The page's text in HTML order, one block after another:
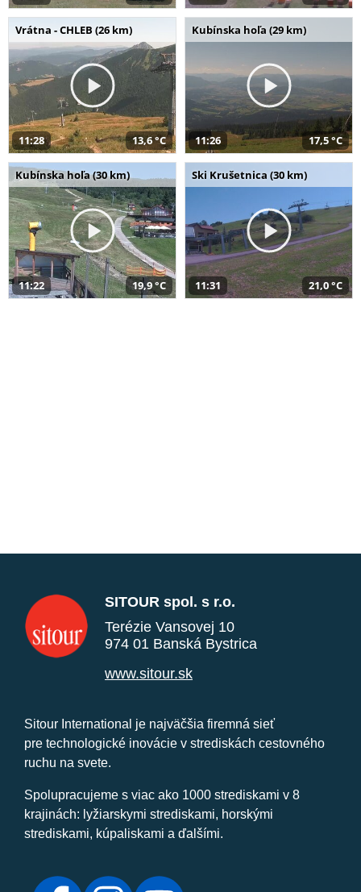
Vrátna - CHLEB (26 km)
11:28 13,6 °C
Kubínska hoľa (29 km)
11:26 17,5 °C
Kubínska hoľa (30 km)
11:22 19,9 °C
Ski Krušetnica (30 km)
11:31 21,0 °C
SITOUR spol. s r.o.
Terézie Vansovej 10
974 01 Banská Bystrica
www.sitour.sk
Sitour International je najväčšia firemná sieť
pre technologické inovácie v strediskách cestovného
ruchu na svete.
Spolupracujeme s viac ako 1000 strediskami v 8
krajinách: lyžiarskymi strediskami, horskými
strediskami, kúpaliskami a ďalšími.